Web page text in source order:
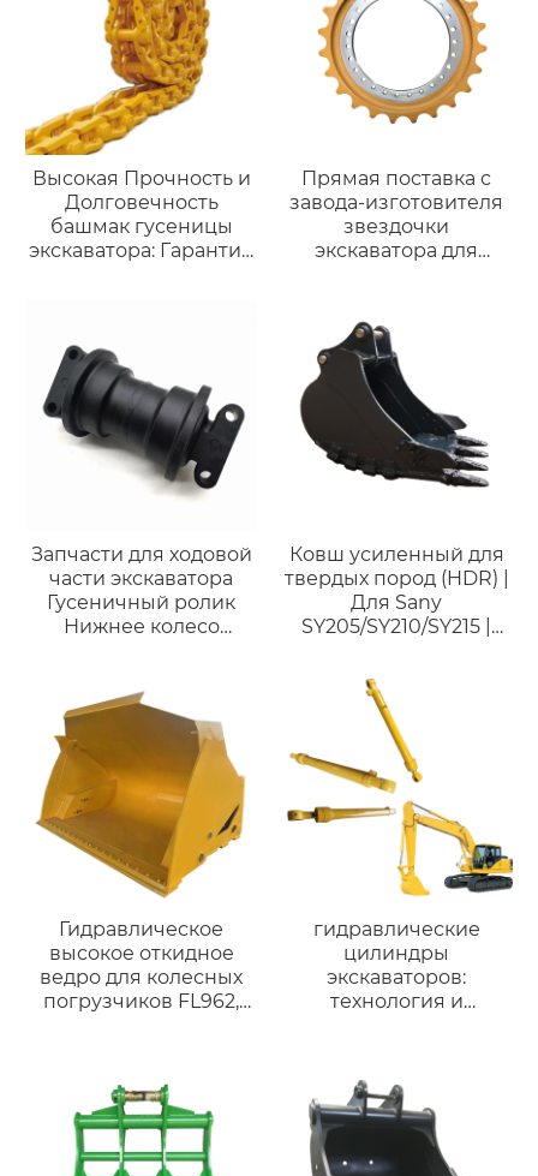
Высокая Прочность и
Долговечность
башмак гусеницы
экскаватора: Гарантия
Прямая поставка с
завода-изготовителя
звездочки
экскаватора для
экскаватора высокого
качества EC210/240
Запчасти для ходовой
части экскаватора
Гусеничный ролик
Нижнее колесо
Нижний ролик для
экскаватора CAT 322
CAT322L 6I9396
Ковш усиленный для
твердых пород (HDR) |
Для Sany
SY205/SY210/SY215 |
экскаваторов 18-23
тонн
Гидравлическое
высокое откидное
ведро для колесных
погрузчиков FL962,
включая L180.
гидравлические
цилиндры
экскаваторов:
технология и